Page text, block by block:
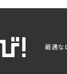
最適な